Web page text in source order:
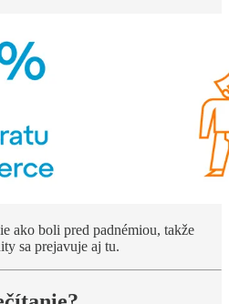
ako boli pred padnémiou, takže
sa prejavuje aj tu.